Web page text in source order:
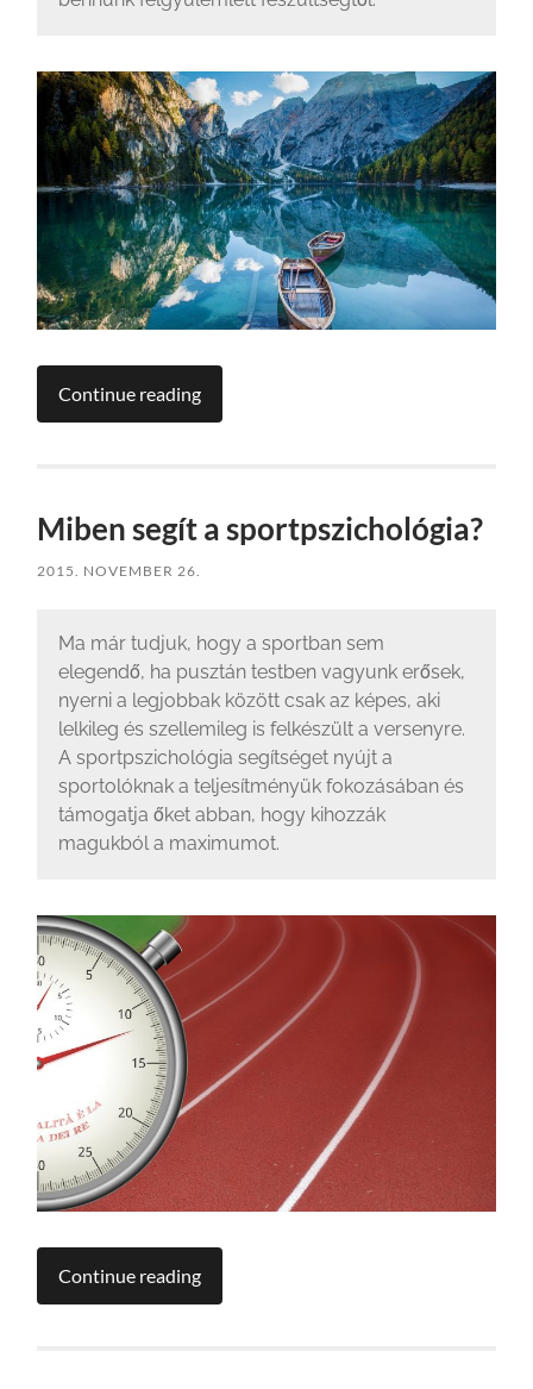
Continue reading
Miben segít a sportpszichológia?
2015. NOVEMBER 26.
Ma már tudjuk, hogy a sportban sem
elegendő, ha pusztán testben vagyunk erősek,
nyerni a legjobbak között csak az képes, aki
lelkileg és szellemileg is felkészült a versenyre.
A sportpszichológia segítséget nyújt a
sportolóknak a teljesítményük fokozásában és
támogatja őket abban, hogy kihozzák
magukból a maximumot.
Continue reading